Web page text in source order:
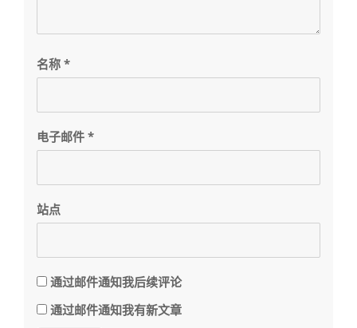
名称 *
电子邮件 *
站点
通过邮件通知我后续评论
通过邮件通知我有新文章